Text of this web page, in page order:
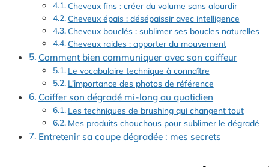
Cheveux fins : créer du volume sans alourdir
Cheveux épais : désépaissir avec intelligence
Cheveux bouclés : sublimer ses boucles naturelles
Cheveux raides : apporter du mouvement
Comment bien communiquer avec son coiffeur
Le vocabulaire technique à connaître
L’importance des photos de référence
Coiffer son dégradé mi-long au quotidien
Les techniques de brushing qui changent tout
Mes produits chouchous pour sublimer le dégradé
Entretenir sa coupe dégradée : mes secrets